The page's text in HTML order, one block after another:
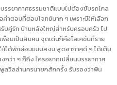
รรยากาศธรรมชาติแบบไม่ต้องขับรถไกล
ำตอบที่ตอบโจทย์มาก ๆ เพราะมีให้เลือก
คู่รัก บ้านหลังใหญ่สำหรับครอบครัว ไป
นเป็นสิบคน จุดเด่นก็คือโลเคชันที่ราย
ห้ได้พักผ่อนแบบสงบ สูดอากาศดี ๆ ได้เต็ม
กว่า ๆ ก็ถึง ใครอยากเปลี่ยนบรรยากาศ
ลวิลล่านครนายกสักครั้ง รับรองว่าฟิน